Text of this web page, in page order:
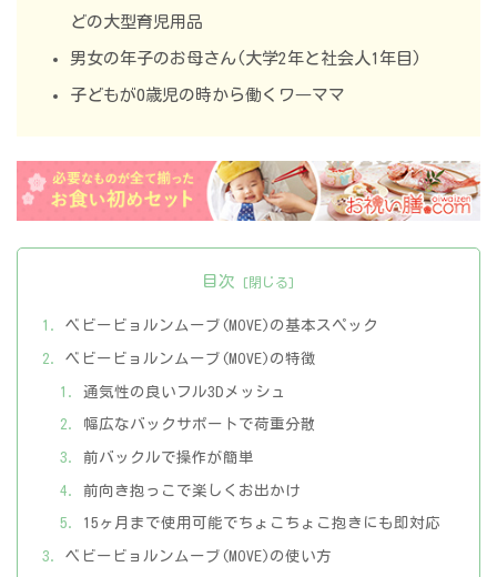
どの大型育児用品
男女の年子のお母さん(大学2年と社会人1年目)
子どもが0歳児の時から働くワ―ママ
目次
ベビービョルンムーブ(MOVE)の基本スペック
ベビービョルンムーブ(MOVE)の特徴
通気性の良いフル3Dメッシュ
幅広なバックサポートで荷重分散
前バックルで操作が簡単
前向き抱っこで楽しくお出かけ
15ヶ月まで使用可能でちょこちょこ抱きにも即対応
ベビービョルンムーブ(MOVE)の使い方